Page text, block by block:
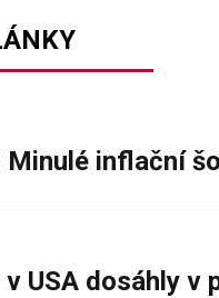
Minulé inflační
v USA dosáhly